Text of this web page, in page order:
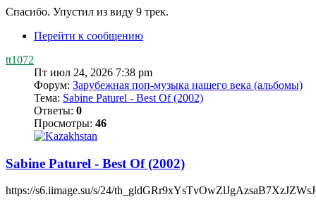
Спасибо. Упустил из виду 9 трек.
Перейти к сообщению
tt1072
Пт июл 24, 2026 7:38 pm
Форум: Зарубежная поп-музыка нашего века (альбомы)
Тема: Sabine Paturel - Best Of (2002)
Ответы: 0
Просмотры: 46
Sabine Paturel - Best Of (2002)
https://s6.iimage.su/s/24/